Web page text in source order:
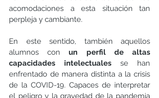
acomodaciones a esta situación tan
perpleja y cambiante.
En este sentido, también aquellos
alumnos con un perfil de altas
capacidades intelectuales se han
enfrentado de manera distinta a la crisis
de la COVID-19. Capaces de interpretar